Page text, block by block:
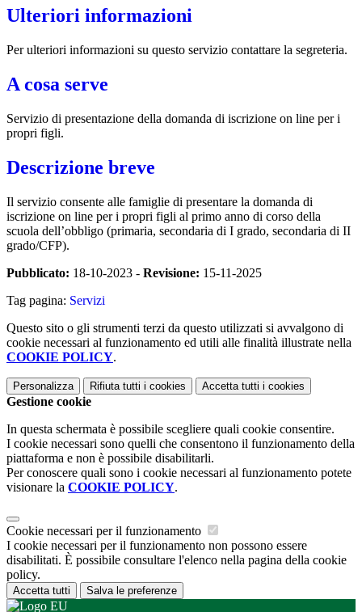
Ulteriori informazioni
Per ulteriori informazioni su questo servizio contattare la segreteria.
A cosa serve
Servizio di presentazione della domanda di iscrizione on line per i
propri figli.
Descrizione breve
Il servizio consente alle famiglie di presentare la domanda di
iscrizione on line per i propri figli al primo anno di corso della
scuola dell’obbligo (primaria, secondaria di I grado, secondaria di II
grado/CFP).
Pubblicato: 18-10-2023 - Revisione: 15-11-2025
Tag pagina: Servizi
Questo sito o gli strumenti terzi da questo utilizzati si avvalgono di
cookie necessari al funzionamento ed utili alle finalità illustrate nella
COOKIE POLICY.
Personalizza Rifiuta tutti i cookies Accetta tutti i cookies
Gestione cookie
In questa schermata è possibile scegliere quali cookie consentire.
I cookie necessari sono quelli che consentono il funzionamento della
piattaforma e non è possibile disabilitarli.
Per conoscere quali sono i cookie necessari al funzionamento potete
visionare la COOKIE POLICY.
Cookie necessari per il funzionamento
I cookie necessari per il funzionamento non possono essere
disabilitati. È possibile consultare l'elenco nella pagina della cookie
policy.
Accetta tutti Salva le preferenze